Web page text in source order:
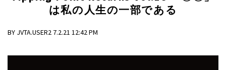
は私の人生の一部である
BY JVTA.USER2 7.2.21 12:42 PM